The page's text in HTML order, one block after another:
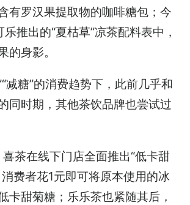
有罗汉果提取物的咖啡糖包；今
推出的“夏枯草”凉茶配料表中，
的身影。
减糖”的消费趋势下，此前几乎和
同时期，其他茶饮品牌也尝试过
茶在线下门店全面推出“低卡甜
费者花1元即可将原本使用的冰
卡甜菊糖；乐乐茶也紧随其后，